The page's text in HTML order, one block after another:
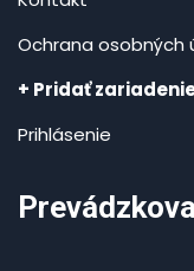
Ochrana osobných
+ Pridať
Prihlásenie